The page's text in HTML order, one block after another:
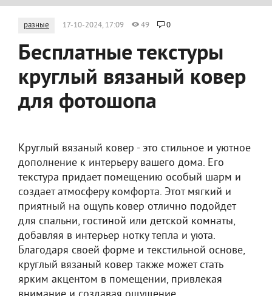
разные 17-10-2024, 17:09 49 0
Бесплатные текстуры
круглый вязаный ковер
для фотошопа
Круглый вязаный ковер - это стильное и уютное
дополнение к интерьеру вашего дома. Его
текстура придает помещению особый шарм и
создает атмосферу комфорта. Этот мягкий и
приятный на ощупь ковер отлично подойдет
для спальни, гостиной или детской комнаты,
добавляя в интерьер нотку тепла и уюта.
Благодаря своей форме и текстильной основе,
круглый вязаный ковер также может стать
ярким акцентом в помещении, привлекая